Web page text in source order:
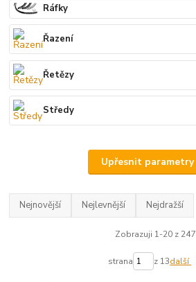
Ráfky
Řazení
Řetězy
Středy
Upřesnit parametry
Nejnovější Nejlevnější Nejdražší
Zobrazuji 1-20 z 247
strana z 13další